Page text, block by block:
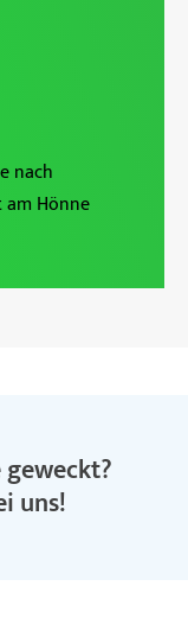
nach
Hönne
uns!